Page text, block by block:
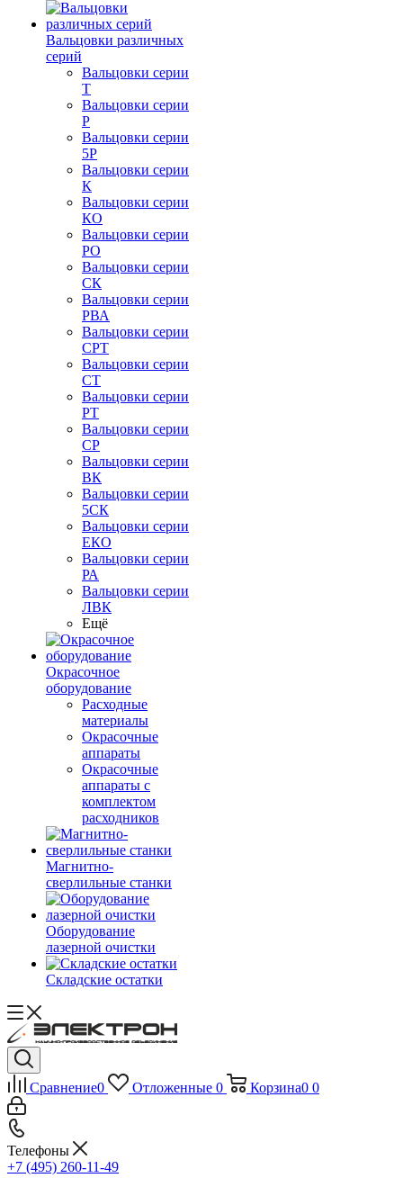
Вальцовки различных
серий
Вальцовки серии
Т
Вальцовки серии
Р
Вальцовки серии
5Р
Вальцовки серии
К
Вальцовки серии
КО
Вальцовки серии
РО
Вальцовки серии
СК
Вальцовки серии
РВА
Вальцовки серии
СРТ
Вальцовки серии
СТ
Вальцовки серии
РТ
Вальцовки серии
СР
Вальцовки серии
ВК
Вальцовки серии
5СК
Вальцовки серии
ЕКО
Вальцовки серии
РА
Вальцовки серии
ЛВК
Ещё
Окрасочное
оборудование
Расходные
материалы
Окрасочные
аппараты
Окрасочные
аппараты с
комплектом
расходников
Магнитно-
сверлильные станки
Оборудование
лазерной очистки
Складские остатки
Сравнение0 Отложенные 0 Корзина0 0
Телефоны
+7 (495) 260-11-49